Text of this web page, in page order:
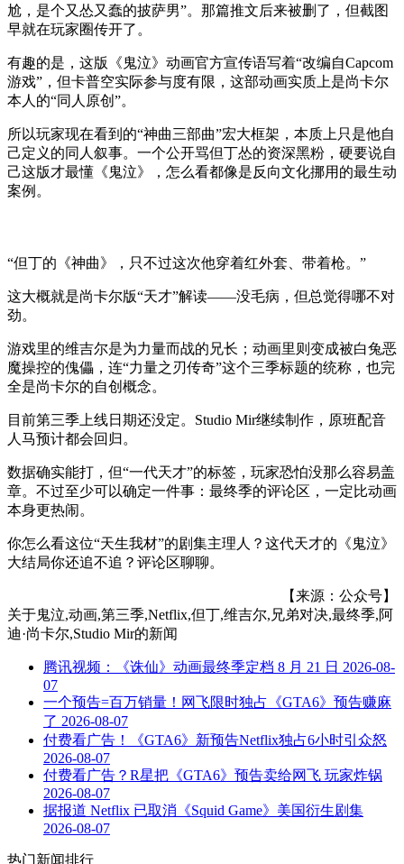
尬，是个又怂又蠢的披萨男”。那篇推文后来被删了，但截图
早就在玩家圈传开了。
有趣的是，这版《鬼泣》动画官方宣传语写着“改编自Capcom
游戏”，但卡普空实际参与度有限，这部动画实质上是尚卡尔
本人的“同人原创”。
所以玩家现在看到的“神曲三部曲”宏大框架，本质上只是他自
己定义的同人叙事。一个公开骂但丁怂的资深黑粉，硬要说自
己这版才最懂《鬼泣》，怎么看都像是反向文化挪用的最生动
案例。
“但丁的《神曲》，只不过这次他穿着红外套、带着枪。”
这大概就是尚卡尔版“天才”解读——没毛病，但总觉得哪不对
劲。
游戏里的维吉尔是为力量而战的兄长；动画里则变成被白兔恶
魔操控的傀儡，连“力量之刃传奇”这个三季标题的统称，也完
全是尚卡尔的自创概念。
目前第三季上线日期还没定。Studio Mir继续制作，原班配音
人马预计都会回归。
数据确实能打，但“一代天才”的标签，玩家恐怕没那么容易盖
章。不过至少可以确定一件事：最终季的评论区，一定比动画
本身更热闹。
你怎么看这位“天生我材”的剧集主理人？这代天才的《鬼泣》
大结局你还追不追？评论区聊聊。
【来源：公众号】
关于鬼泣,动画,第三季,Netflix,但丁,维吉尔,兄弟对决,最终季,阿
迪·尚卡尔,Studio Mir的新闻
腾讯视频：《诛仙》动画最终季定档 8 月 21 日 2026-08-
07
一个预告=百万销量！网飞限时独占《GTA6》预告赚麻
了 2026-08-07
付费看广告！《GTA6》新预告Netflix独占6小时引众怒
2026-08-07
付费看广告？R星把《GTA6》预告卖给网飞 玩家炸锅
2026-08-07
据报道 Netflix 已取消《Squid Game》美国衍生剧集
2026-08-07
热门新闻排行